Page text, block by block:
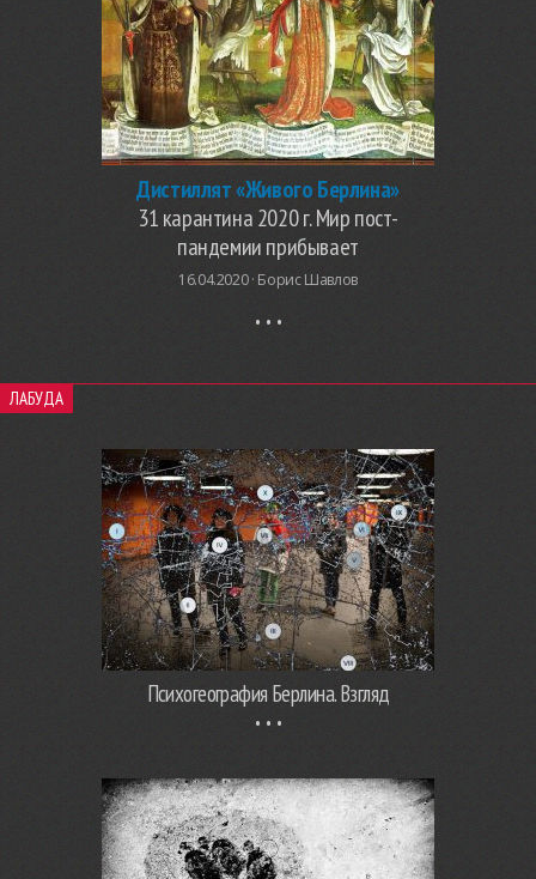
Дистиллят «Живого Берлина»
31 карантина 2020 г. Мир пост-
пандемии прибывает
16.04.2020 · Борис Шавлов
ЛАБУДА
Психогеография Берлина. Взгляд